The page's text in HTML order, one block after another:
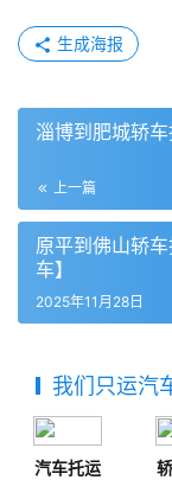
生成海报
淄博到肥城轿车
上一篇
原平到佛山轿
车】
2025年11月28日
我们只运汽
汽车托运